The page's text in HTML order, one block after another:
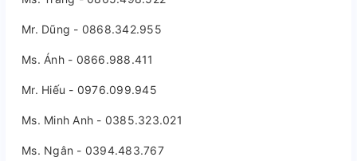
Mr. Dũng - 0868.342.955
Ms. Ánh - 0866.988.411
Mr. Hiếu - 0976.099.945
Ms. Minh Anh - 0385.323.021
Ms. Ngân - 0394.483.767